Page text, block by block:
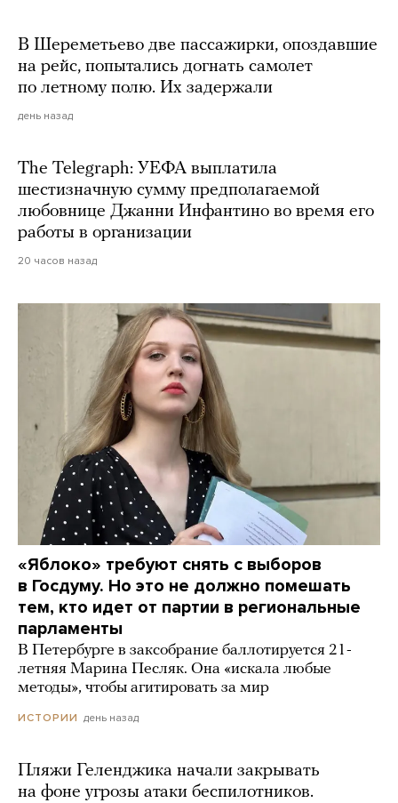
В Шереметьево две пассажирки, опоздавшие
на рейс, попытались догнать самолет
по летному полю. Их задержали
день назад
The Telegraph: УЕФА выплатила
шестизначную сумму предполагаемой
любовнице Джанни Инфантино во время его
работы в организации
20 часов назад
«Яблоко» требуют снять с выборов
в Госдуму. Но это не должно помешать
тем, кто идет от партии в региональные
парламенты
В Петербурге в заксобрание баллотируется 21-
летняя Марина Песляк. Она «искала любые
методы», чтобы агитировать за мир
ИСТОРИИ день назад
Пляжи Геленджика начали закрывать
на фоне угрозы атаки беспилотников.